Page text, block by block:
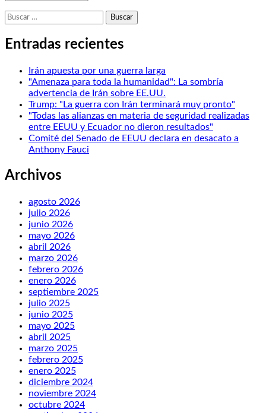
Buscar:
Entradas recientes
Irán apuesta por una guerra larga
"Amenaza para toda la humanidad": La sombría
advertencia de Irán sobre EE.UU.
Trump: "La guerra con Irán terminará muy pronto"
"Todas las alianzas en materia de seguridad realizadas
entre EEUU y Ecuador no dieron resultados"
Comité del Senado de EEUU declara en desacato a
Anthony Fauci
Archivos
agosto 2026
julio 2026
junio 2026
mayo 2026
abril 2026
marzo 2026
febrero 2026
enero 2026
septiembre 2025
julio 2025
junio 2025
mayo 2025
abril 2025
marzo 2025
febrero 2025
enero 2025
diciembre 2024
noviembre 2024
octubre 2024